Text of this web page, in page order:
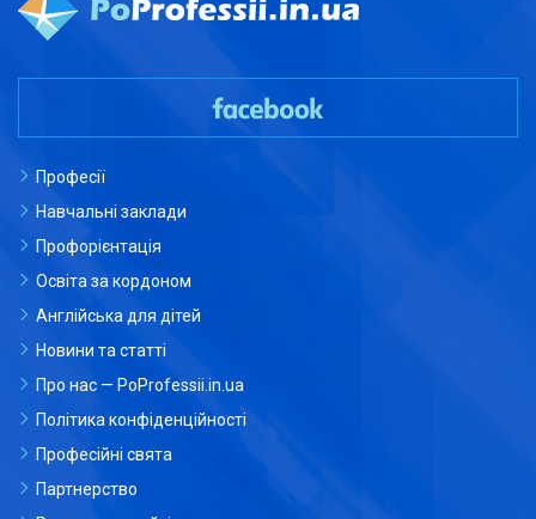
Професії
Навчальні заклади
Профорієнтація
Освіта за кордоном
Англійська для дітей
Новини та статті
Про нас — PoProfessii.in.ua
Політика конфіденційності
Професійні свята
Партнерство